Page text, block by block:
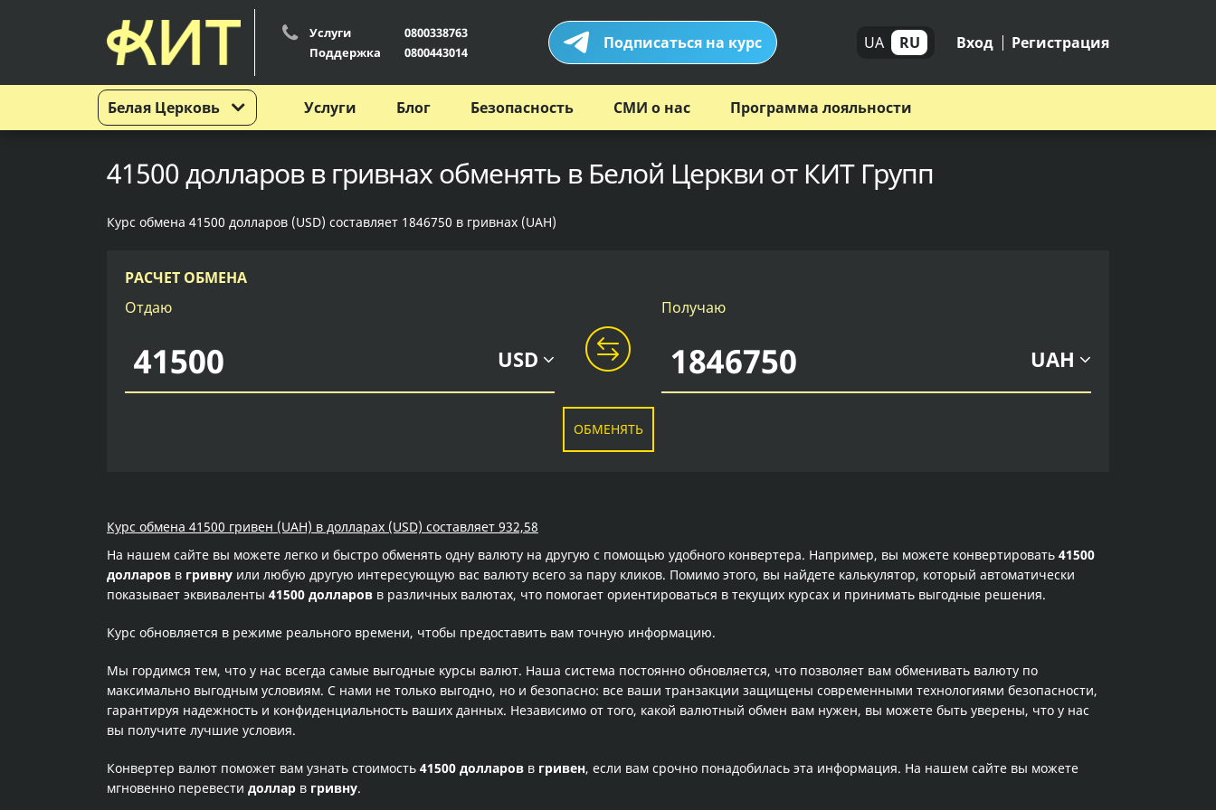
Белая Церковь
Услуги
0800338763
Поддержка
0800443014 Подписаться на курс UA RU Вход Регистрация
Услуги Блог Безопасность СМИ о нас Программа лояльности
41500 долларов в гривнах обменять в Белой Церкви от КИТ Групп
Курс обмена 41500 долларов (USD) составляет 1846750 в гривнах (UAH)
РАСЧЕТ ОБМЕНА
Отдаю
USD
Получаю
UAH
ОБМЕНЯТЬ
Курс обмена 41500 гривен (UAH) в долларах (USD) составляет 932,58
На нашем сайте вы можете легко и быстро обменять одну валюту на другую с помощью удобного конвертера. Например, вы можете конвертировать 41500
долларов в гривну или любую другую интересующую вас валюту всего за пару кликов. Помимо этого, вы найдете калькулятор, который автоматически
показывает эквиваленты 41500 долларов в различных валютах, что помогает ориентироваться в текущих курсах и принимать выгодные решения.
Курс обновляется в режиме реального времени, чтобы предоставить вам точную информацию.
Мы гордимся тем, что у нас всегда самые выгодные курсы валют. Наша система постоянно обновляется, что позволяет вам обменивать валюту по
максимально выгодным условиям. С нами не только выгодно, но и безопасно: все ваши транзакции защищены современными технологиями безопасности,
гарантируя надежность и конфиденциальность ваших данных. Независимо от того, какой валютный обмен вам нужен, вы можете быть уверены, что у нас
вы получите лучшие условия.
Конвертер валют поможет вам узнать стоимость 41500 долларов в гривен, если вам срочно понадобилась эта информация. На нашем сайте вы можете
мгновенно перевести доллар в гривну.